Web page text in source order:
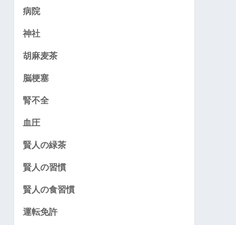
病院
神社
胡麻麦茶
脳梗塞
腎不全
血圧
賢人の緑茶
賢人の習慣
賢人の食習慣
運転免許